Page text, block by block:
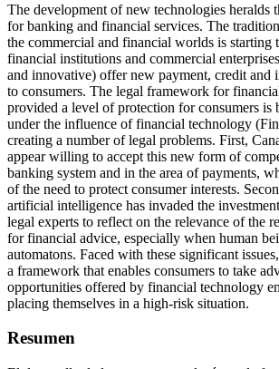
The development of new technologies heralds
for banking and financial services. The
the commercial and financial worlds is starting
financial institutions and commercial
and innovative) offer new payment, credit and
to consumers. The legal framework for
provided a level of protection for consumers is
under the influence of financial technology
creating a number of legal problems. First,
appear willing to accept this new form of
banking system and in the area of payments,
of the need to protect consumer interests.
artificial intelligence has invaded the
legal experts to reflect on the relevance of the
for financial advice, especially when human
automatons. Faced with these significant
a framework that enables consumers to take
opportunities offered by financial technology
placing themselves in a high-risk situation.
Resumen